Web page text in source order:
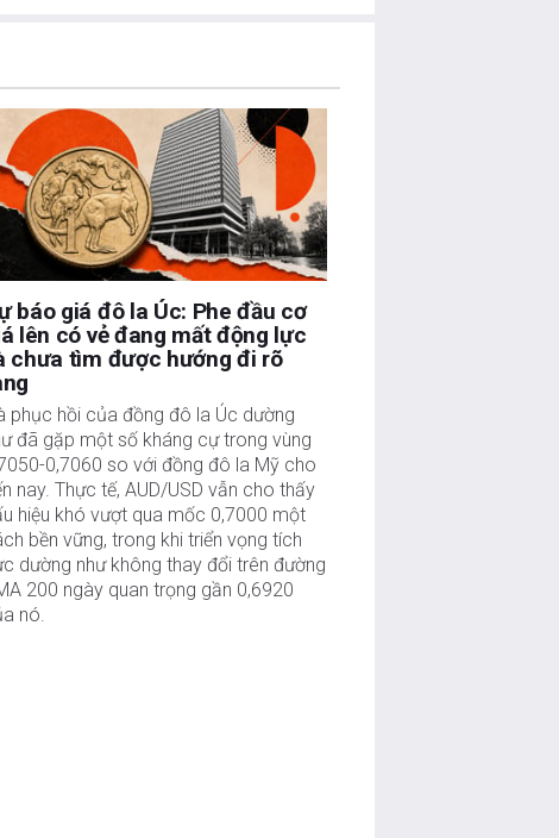
báo giá đô la Úc: Phe đầu cơ
lên có vẻ đang mất động lực
chưa tìm được hướng đi rõ
phục hồi của đồng đô la Úc dường
đã gặp một số kháng cự trong vùng
0,7060 so với đồng đô la Mỹ cho
nay. Thực tế, AUD/USD vẫn cho thấy
hiệu khó vượt qua mốc 0,7000 một
bền vững, trong khi triển vọng tích
dường như không thay đổi trên đường
200 ngày quan trọng gần 0,6920
nó.